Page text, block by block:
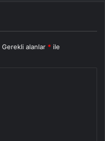
Gerekli alanlar * ile